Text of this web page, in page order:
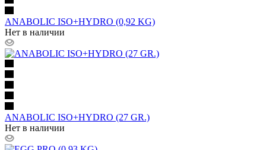
ANABOLIC ISO+HYDRO (0,92 KG)
Нет в наличии
ANABOLIC ISO+HYDRO (27 GR.)
Нет в наличии